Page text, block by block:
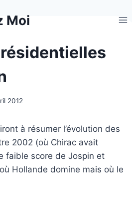
Moi
2012
à résumer l’évolution des
2002 (où Chirac avait
faible score de Jospin et
Hollande domine mais où le